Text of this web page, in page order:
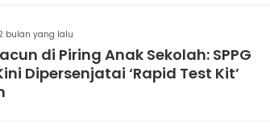
bulan yang lalu
di Piring Anak Sekolah: SPPG
Dipersenjatai ‘Rapid Test Kit’